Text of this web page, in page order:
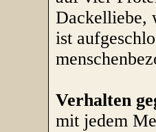
Dackelliebe,
ist
Verhalten
mit jedem